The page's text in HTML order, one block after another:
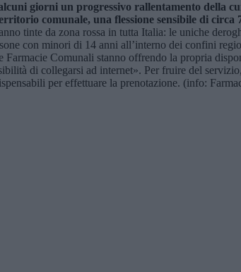
giorni un progressivo rallentamento della
comunale, una flessione sensibile di
tinte da zona rossa in tutta Italia: le uniche
con minori di 14 anni all’interno dei confini
Comunali stanno offrendo la propria
di collegarsi ad internet». Per fruire del
per effettuare la prenotazione. (info: